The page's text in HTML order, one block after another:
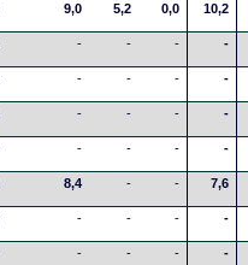
9,0 5,2 0,0 10,2
- - - -
- - - -
- - - -
- - - -
8,4 - - 7,6
- - - -
- - - -